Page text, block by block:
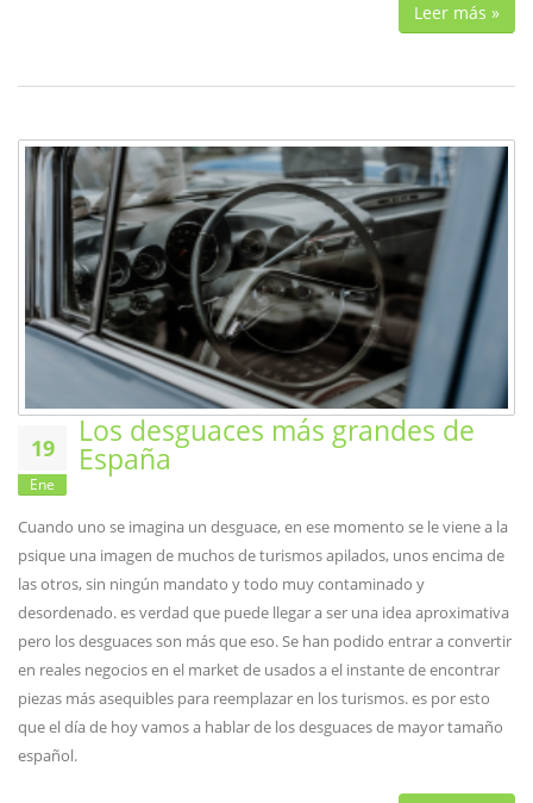
Leer más »
19
Ene
Los desguaces más grandes de
España
Cuando uno se imagina un desguace, en ese momento se le viene a la
psique una imagen de muchos de turismos apilados, unos encima de
las otros, sin ningún mandato y todo muy contaminado y
desordenado. es verdad que puede llegar a ser una idea aproximativa
pero los desguaces son más que eso. Se han podido entrar a convertir
en reales negocios en el market de usados a el instante de encontrar
piezas más asequibles para reemplazar en los turismos. es por esto
que el día de hoy vamos a hablar de los desguaces de mayor tamaño
español.